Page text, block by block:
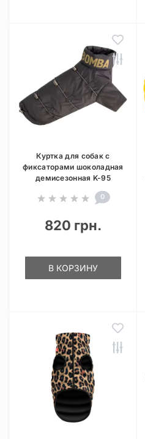
Куртка для собак с
фиксаторами шоколадная
демисезонная K-95
0
820 грн.
В КОРЗИНУ